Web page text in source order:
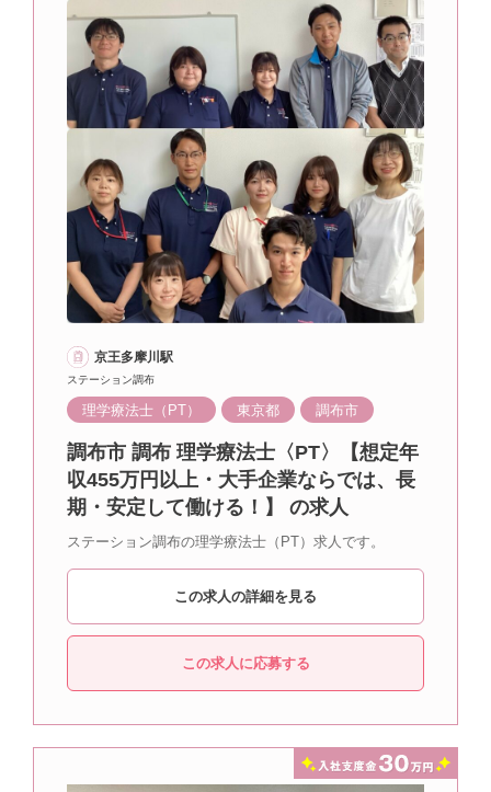
京王多摩川駅
ステーション調布
理学療法士（PT） 東京都 調布市
調布市 調布 理学療法士〈PT〉【想定年
収455万円以上・大手企業ならでは、長
期・安定して働ける！】 の求人
ステーション調布の理学療法士（PT）求人です。
この求人の詳細を見る
この求人に応募する